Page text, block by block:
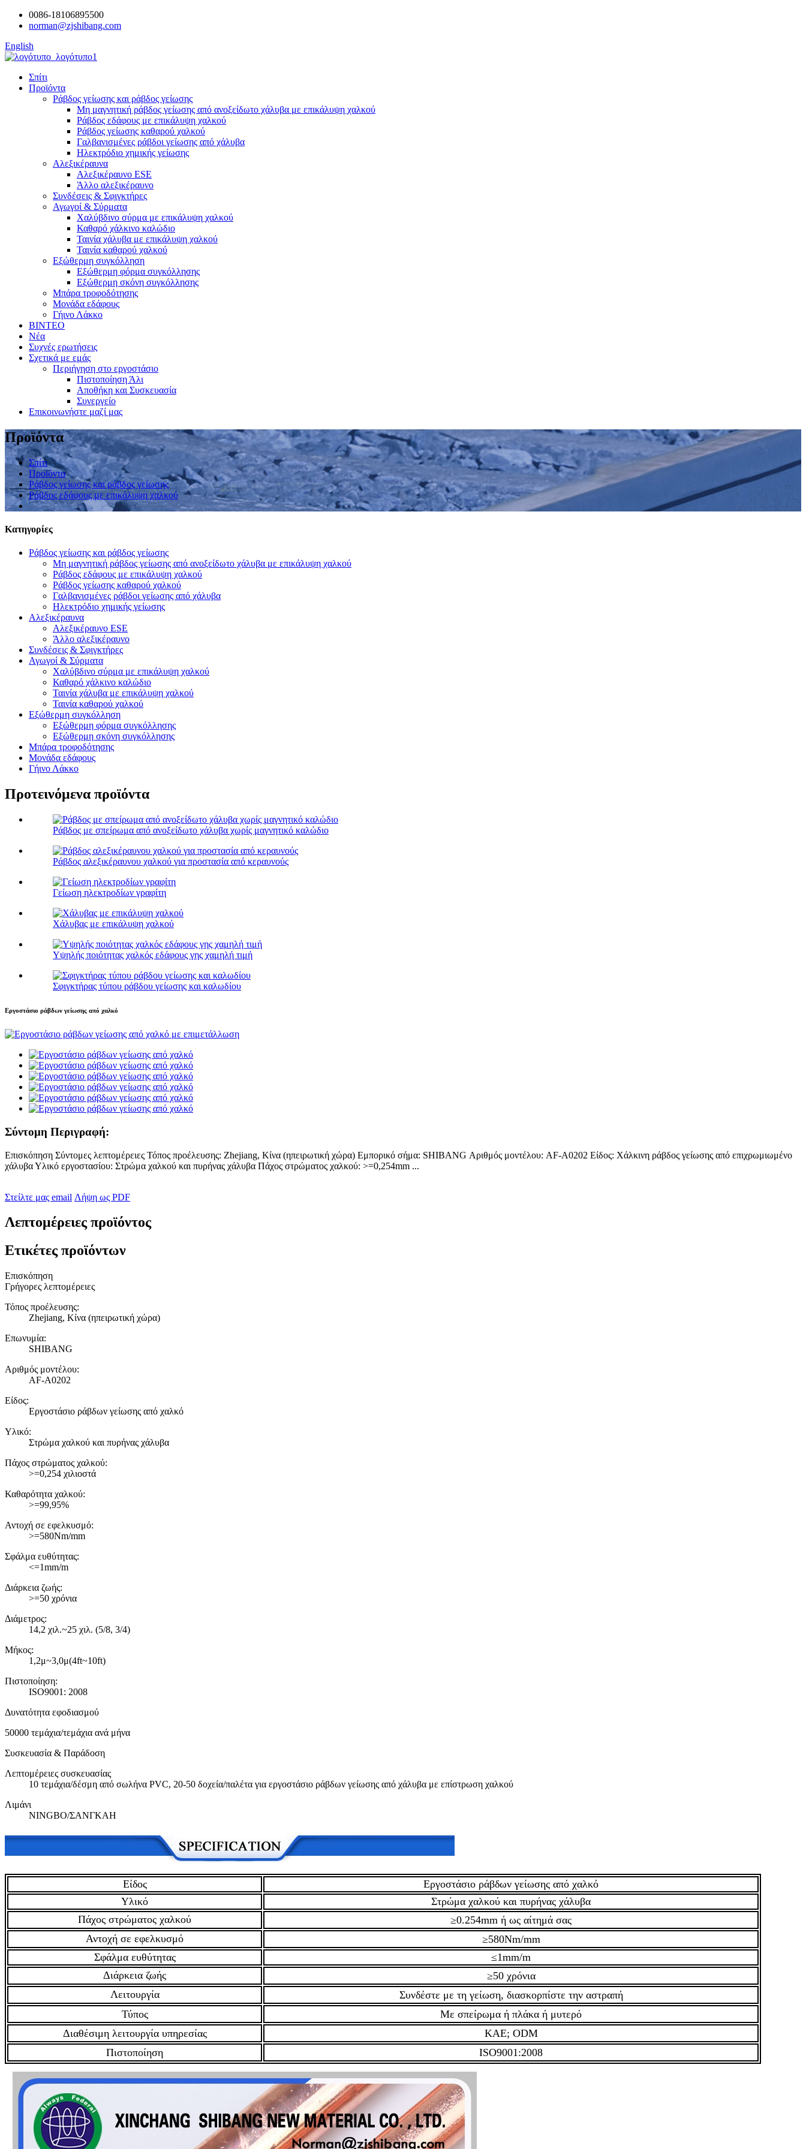
0086-18106895500
norman@zjshibang.com
English
Σπίτι
Προϊόντα
Ράβδος γείωσης και ράβδος γείωσης
Μη μαγνητική ράβδος γείωσης από ανοξείδωτο χάλυβα με επικάλυψη χαλκού
Ράβδος εδάφους με επικάλυψη χαλκού
Ράβδος γείωσης καθαρού χαλκού
Γαλβανισμένες ράβδοι γείωσης από χάλυβα
Ηλεκτρόδιο χημικής γείωσης
Αλεξικέραυνα
Αλεξικέραυνο ESE
Άλλο αλεξικέραυνο
Συνδέσεις & Σφιγκτήρες
Αγωγοί & Σύρματα
Χαλύβδινο σύρμα με επικάλυψη χαλκού
Καθαρό χάλκινο καλώδιο
Ταινία χάλυβα με επικάλυψη χαλκού
Ταινία καθαρού χαλκού
Εξώθερμη συγκόλληση
Εξώθερμη φόρμα συγκόλλησης
Εξώθερμη σκόνη συγκόλλησης
Μπάρα τροφοδότησης
Μονάδα εδάφους
Γήινο Λάκκο
ΒΙΝΤΕΟ
Νέα
Συχνές ερωτήσεις
Σχετικά με εμάς
Περιήγηση στο εργοστάσιο
Πιστοποίηση Άλι
Αποθήκη και Συσκευασία
Συνεργείο
Επικοινωνήστε μαζί μας
Προϊόντα
Σπίτι
Προϊόντα
Ράβδος γείωσης και ράβδος γείωσης
Ράβδος εδάφους με επικάλυψη χαλκού
Κατηγορίες
Ράβδος γείωσης και ράβδος γείωσης
Μη μαγνητική ράβδος γείωσης από ανοξείδωτο χάλυβα με επικάλυψη χαλκού
Ράβδος εδάφους με επικάλυψη χαλκού
Ράβδος γείωσης καθαρού χαλκού
Γαλβανισμένες ράβδοι γείωσης από χάλυβα
Ηλεκτρόδιο χημικής γείωσης
Αλεξικέραυνα
Αλεξικέραυνο ESE
Άλλο αλεξικέραυνο
Συνδέσεις & Σφιγκτήρες
Αγωγοί & Σύρματα
Χαλύβδινο σύρμα με επικάλυψη χαλκού
Καθαρό χάλκινο καλώδιο
Ταινία χάλυβα με επικάλυψη χαλκού
Ταινία καθαρού χαλκού
Εξώθερμη συγκόλληση
Εξώθερμη φόρμα συγκόλλησης
Εξώθερμη σκόνη συγκόλλησης
Μπάρα τροφοδότησης
Μονάδα εδάφους
Γήινο Λάκκο
Προτεινόμενα προϊόντα
Ράβδος με σπείρωμα από ανοξείδωτο χάλυβα χωρίς μαγνητικό καλώδιο
Ράβδος αλεξικέραυνου χαλκού για προστασία από κεραυνούς
Γείωση ηλεκτροδίων γραφίτη
Χάλυβας με επικάλυψη χαλκού
Υψηλής ποιότητας χαλκός εδάφους γης χαμηλή τιμή
Σφιγκτήρας τύπου ράβδου γείωσης και καλωδίου
Εργοστάσιο ράβδων γείωσης από χαλκό
Σύντομη Περιγραφή:
Επισκόπηση Σύντομες λεπτομέρειες Τόπος προέλευσης: Zhejiang, Κίνα (ηπειρωτική χώρα) Εμπορικό σήμα: SHIBANG Αριθμός μοντέλου: AF-A0202 Είδος: Χάλκινη ράβδος γείωσης από επιχρωμιωμένο
χάλυβα Υλικό εργοστασίου: Στρώμα χαλκού και πυρήνας χάλυβα Πάχος στρώματος χαλκού: >=0,254mm ...
Στείλτε μας email Λήψη ως PDF
Λεπτομέρειες προϊόντος
Ετικέτες προϊόντων
Επισκόπηση
Γρήγορες λεπτομέρειες
Τόπος προέλευσης:
Zhejiang, Κίνα (ηπειρωτική χώρα)
Επωνυμία:
SHIBANG
Αριθμός μοντέλου:
AF-A0202
Είδος:
Εργοστάσιο ράβδων γείωσης από χαλκό
Υλικό:
Στρώμα χαλκού και πυρήνας χάλυβα
Πάχος στρώματος χαλκού:
>=0,254 χιλιοστά
Καθαρότητα χαλκού:
>=99,95%
Αντοχή σε εφελκυσμό:
>=580Nm/mm
Σφάλμα ευθύτητας:
<=1mm/m
Διάρκεια ζωής:
>=50 χρόνια
Διάμετρος:
14,2 χιλ.~25 χιλ. (5/8, 3/4)
Μήκος:
1,2μ~3,0μ(4ft~10ft)
Πιστοποίηση:
ISO9001: 2008
Δυνατότητα εφοδιασμού
50000 τεμάχια/τεμάχια ανά μήνα
Συσκευασία & Παράδοση
Λεπτομέρειες συσκευασίας
10 τεμάχια/δέσμη από σωλήνα PVC, 20-50 δοχεία/παλέτα για εργοστάσιο ράβδων γείωσης από χάλυβα με επίστρωση χαλκού
Λιμάνι
NINGBO/ΣΑΝΓΚΑΗ
Είδος
Εργοστάσιο ράβδων γείωσης από χαλκό
Υλικό
Στρώμα χαλκού και πυρήνας χάλυβα
Πάχος στρώματος χαλκού
≥0.254mm ή ως αίτημά σας
Αντοχή σε εφελκυσμό
≥580Nm/mm
Σφάλμα ευθύτητας
≤1mm/m
Διάρκεια ζωής
≥50 χρόνια
Λειτουργία
Συνδέστε με τη γείωση, διασκορπίστε την αστραπή
Τύπος
Με σπείρωμα ή πλάκα ή μυτερό
Διαθέσιμη λειτουργία υπηρεσίας
ΚΑΕ; ODM
Πιστοποίηση
ISO9001:2008